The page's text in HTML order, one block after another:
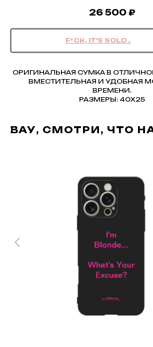
26 500 ₽
ОРИГИНАЛЬНАЯ СУМКА В
ВМЕСТИТЕЛЬНАЯ И УДОБНАЯ
ВРЕМЕНИ.
РАЗМЕРЫ: 40Х25
ВАУ, СМОТРИ, ЧТО